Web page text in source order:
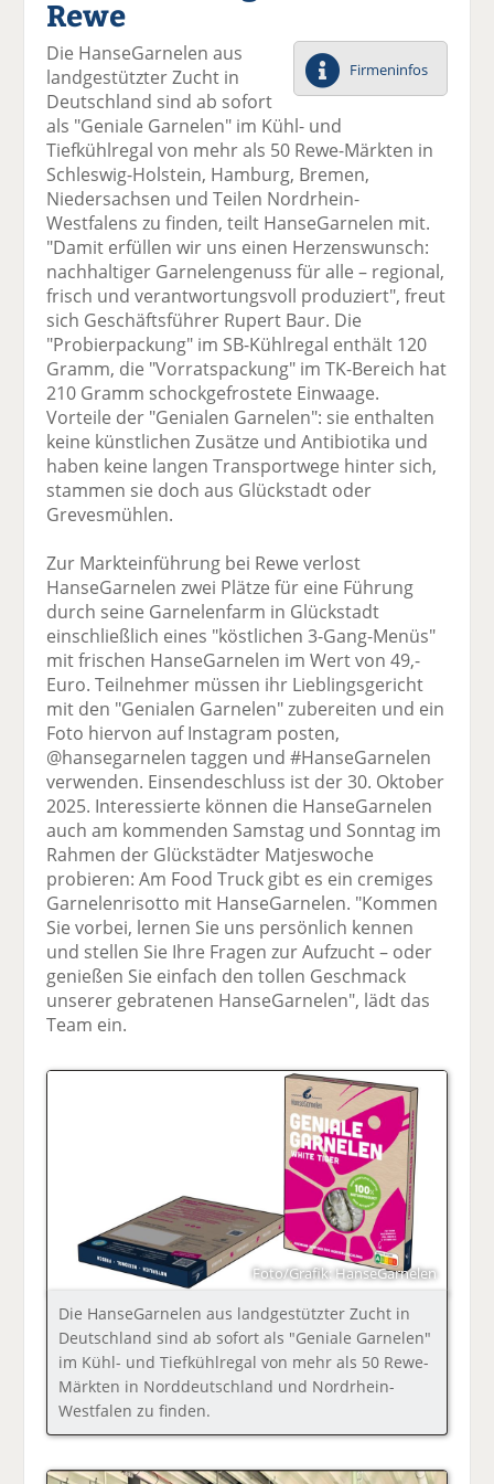
uf
F
ac
e
b
o
o
k
te
il
e
n
wi
tt
er
uf
Li
n
e
te
il
e
n
er
E
m
l
se
n
d
e
ck
e
Rewe
Firmeninfos
Die HanseGarnelen aus
landgestützter Zucht in
Deutschland sind ab sofort
als "Geniale Garnelen" im Kühl- und
Tiefkühlregal von mehr als 50 Rewe-Märkten in
Schleswig-Holstein, Hamburg, Bremen,
Niedersachsen und Teilen Nordrhein-
Westfalens zu finden, teilt HanseGarnelen mit.
"Damit erfüllen wir uns einen Herzenswunsch:
nachhaltiger Garnelengenuss für alle – regional,
frisch und verantwortungsvoll produziert", freut
sich Geschäftsführer Rupert Baur. Die
"Probierpackung" im SB-Kühlregal enthält 120
Gramm, die "Vorratspackung" im TK-Bereich hat
210 Gramm schockgefrostete Einwaage.
Vorteile der "Genialen Garnelen": sie enthalten
keine künstlichen Zusätze und Antibiotika und
haben keine langen Transportwege hinter sich,
stammen sie doch aus Glückstadt oder
Grevesmühlen.
Zur Markteinführung bei Rewe verlost
HanseGarnelen zwei Plätze für eine Führung
durch seine Garnelenfarm in Glückstadt
einschließlich eines "köstlichen 3-Gang-Menüs"
mit frischen HanseGarnelen im Wert von 49,-
Euro. Teilnehmer müssen ihr Lieblingsgericht
mit den "Genialen Garnelen" zubereiten und ein
Foto hiervon auf Instagram posten,
@hansegarnelen taggen und #HanseGarnelen
verwenden. Einsendeschluss ist der 30. Oktober
2025. Interessierte können die HanseGarnelen
auch am kommenden Samstag und Sonntag im
Rahmen der Glückstädter Matjeswoche
probieren: Am Food Truck gibt es ein cremiges
Garnelenrisotto mit HanseGarnelen. "Kommen
Sie vorbei, lernen Sie uns persönlich kennen
und stellen Sie Ihre Fragen zur Aufzucht – oder
genießen Sie einfach den tollen Geschmack
unserer gebratenen HanseGarnelen", lädt das
Team ein.
Foto/Grafik: HanseGarnelen
Die HanseGarnelen aus landgestützter Zucht in
Deutschland sind ab sofort als "Geniale Garnelen"
im Kühl- und Tiefkühlregal von mehr als 50 Rewe-
Märkten in Norddeutschland und Nordrhein-
Westfalen zu finden.